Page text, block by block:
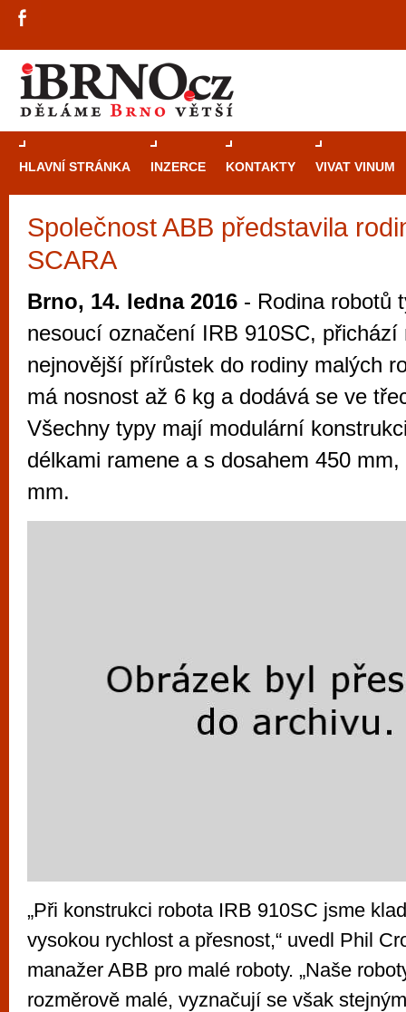
HLAVNÍ STRÁNKA INZERCE KONTAKTY VIVAT VINUM
Společnost ABB představila
SCARA
Brno, 14. ledna 2016 - Rodina robotů
nesoucí označení IRB 910SC, přichází
nejnovější přírůstek do rodiny malých
má nosnost až 6 kg a dodává se ve
Všechny typy mají modulární
délkami ramene a s dosahem 450
mm.
„Při konstrukci robota IRB 910SC jsme
vysokou rychlost a přesnost,“ uvedl Phil
manažer ABB pro malé roboty. „Naše
rozměrově malé, vyznačují se však
Průvodce
Brno je
zajímavé
restaurace,
Mimo jiné je ale také místem, kde si
vyzkoušet různé kasinové hry. V
metropoli naleznete širokou nabídku her
po moderní automaty jak pro pravidelné
příležitostné hráče. V...